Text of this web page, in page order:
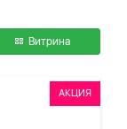
Витрина
АКЦИЯ